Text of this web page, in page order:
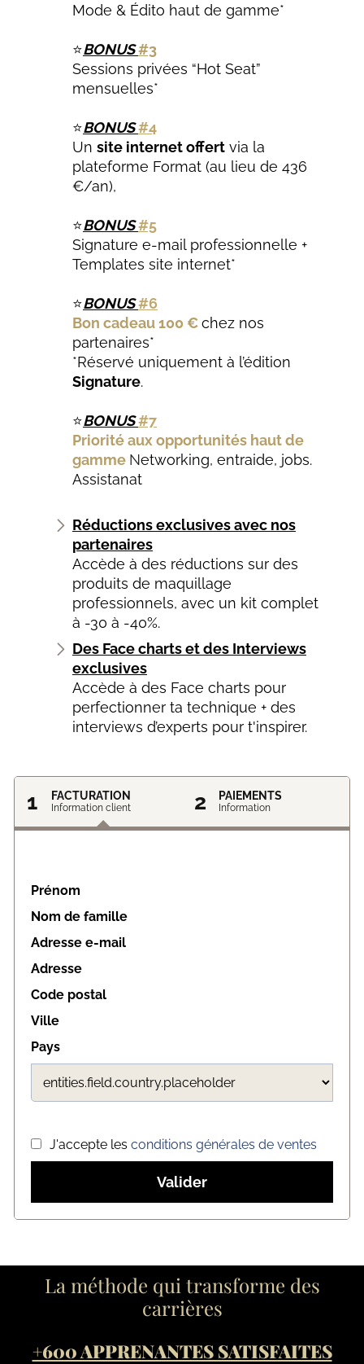
Mode & Édito haut de gamme*
⭐BONUS#3
Sessions privées “Hot Seat”
mensuelles*
⭐BONUS#4
Un site internet offert via la
plateforme Format (au lieu de 436
€/an),
⭐BONUS#5
Signature e-mail professionnelle +
Templates site internet*
⭐BONUS#6
Bon cadeau 100 €chez nos
partenaires*
*Réservé uniquement à l’édition
Signature.
⭐BONUS#7
Priorité aux opportunités haut de
gamme Networking, entraide, jobs.
Assistanat
Réductions exclusives avec nos
partenaires
Accède à des réductions sur des
produits de maquillage
professionnels, avec un kit complet
à -30 à -40%.
Des Face charts et des Interviews
exclusives
Accède à des Face charts pour
perfectionner ta technique + des
interviews d’experts pour t'inspirer.
1 FACTURATION
Information client 2 PAIEMENTS
Information
Prénom
Nom de famille
Adresse e-mail
Adresse
Code postal
Ville
Pays
J'accepte les conditions générales de ventes
Valider
La méthode qui transforme des
carrières
+600 APPRENANTES SATISFAITES